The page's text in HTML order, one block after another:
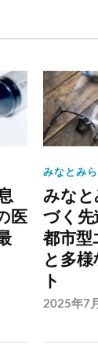
医
みなとみ
みな
づく先
都市型
と多
ト
2025年7